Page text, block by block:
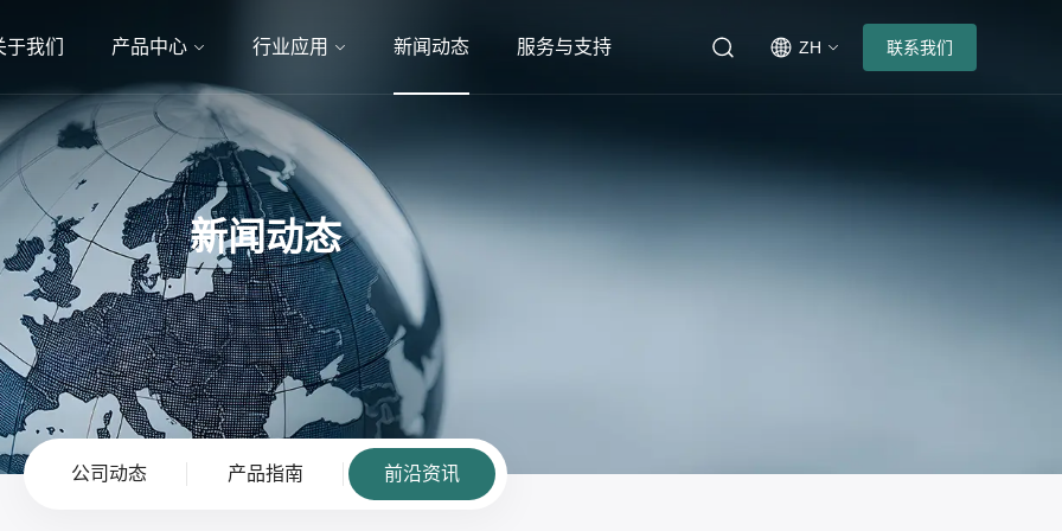
于我们 产品中心 行业应用 新闻动态 服务与支持 ZH 联系我们
新闻动态
公司动态 产品指南 前沿资讯